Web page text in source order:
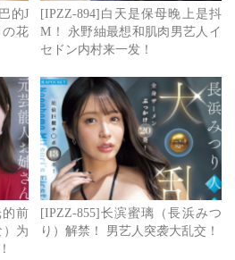
的J
花
[IPZZ-894]白天是保母晚上是抖
M！ 永野紬最想和肌肉男艺人イ
セドン内村来一发！
的前
为
[IPZZ-855]长滨蜜璃（長浜みつ
り）解禁！ 男艺人突袭大乱交！